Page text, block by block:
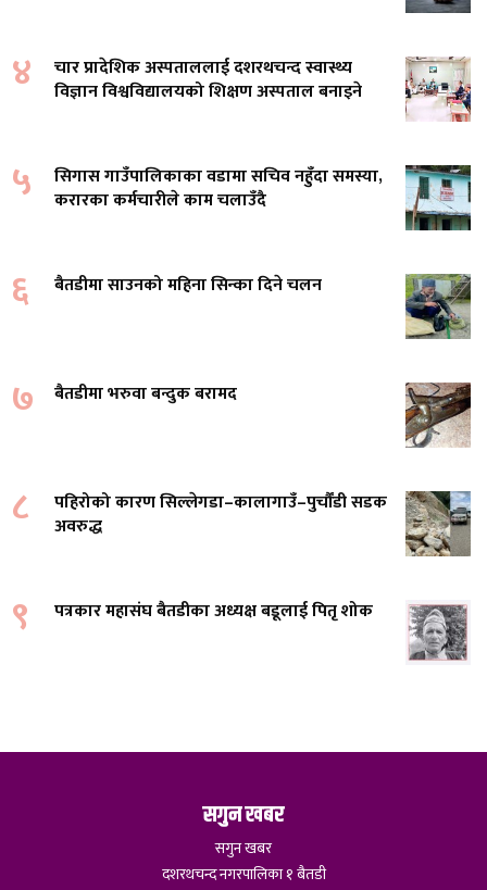
४
चार प्रादेशिक अस्पताललाई दशरथचन्द स्वास्थ्य
विज्ञान विश्वविद्यालयको शिक्षण अस्पताल बनाइने
५
सिगास गाउँपालिकाका वडामा सचिव नहुँदा समस्या,
करारका कर्मचारीले काम चलाउँदै
६ बैतडीमा साउनको महिना सिन्का दिने चलन
७ बैतडीमा भरुवा बन्दुक बरामद
८
पहिरोको कारण सिल्लेगडा–कालागाउँ–पुर्चौंडी सडक
अवरुद्ध
९ पत्रकार महासंघ बैतडीका अध्यक्ष बडूलाई पितृ शोक
सगुन खबर
सगुन खबर
दशरथचन्द नगरपालिका १ बैतडी